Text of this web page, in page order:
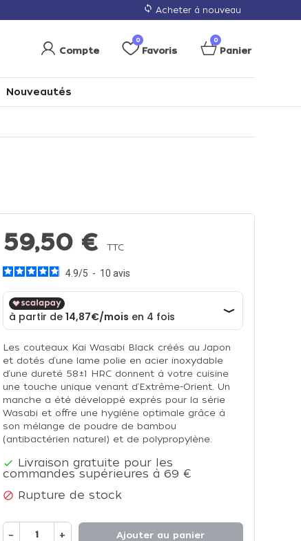
loop Acheter à nouveau
Compte
0
Favoris
0
Panier
Nouveautés
59,50 € TTC
4.9/5 - 10 avis
Les couteaux Kai Wasabi Black créés au Japon
et dotés d‘une lame polie en acier inoxydable
d‘une dureté 58±1 HRC donnent à votre cuisine
une touche unique venant d‘Extrême-Orient. Un
manche a été développé exprès pour la série
Wasabi et offre une hygiène optimale grâce à
son mélange de poudre de bambou
(antibactérien naturel) et de polypropylène.
 Livraison gratuite pour les
commandes supérieures à 69 €
 Rupture de stock
− + Ajouter au panier